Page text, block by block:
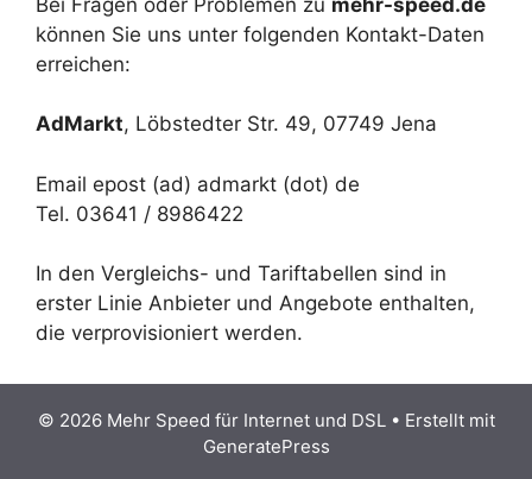
können Sie uns unter folgenden Kontakt-Daten
erreichen:
AdMarkt, Löbstedter Str. 49, 07749 Jena
Email epost (ad) admarkt (dot) de
Tel. 03641 / 8986422
In den Vergleichs- und Tariftabellen sind in
erster Linie Anbieter und Angebote enthalten,
die verprovisioniert werden.
© 2026 Mehr Speed für Internet und DSL• Erstellt mit
GeneratePress